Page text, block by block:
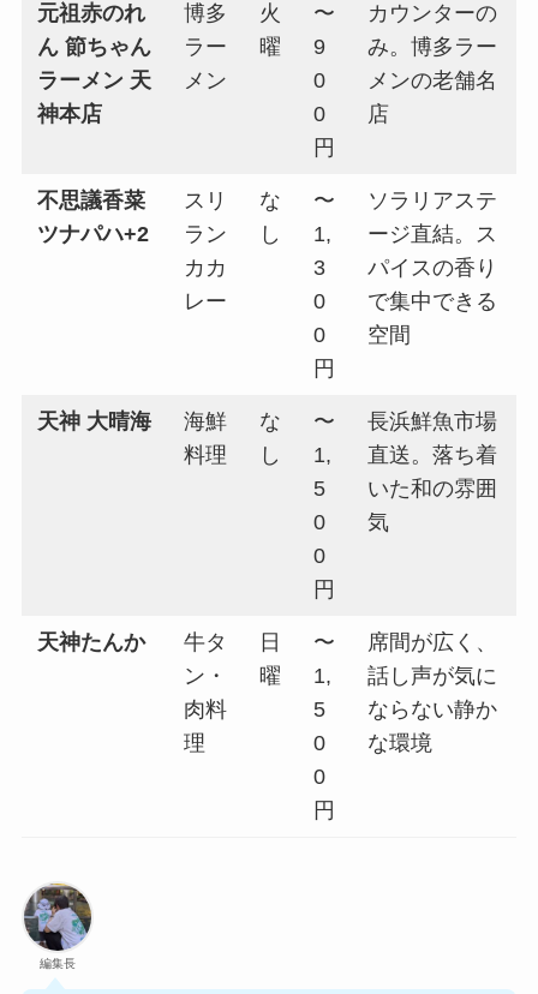
元祖赤のれ
ん 節ちゃん
ラーメン 天
神本店
博多
ラー
メン
火
曜
〜
9
0
0
円
カウンターの
み。博多ラー
メンの老舗名
店
不思議香菜
ツナパハ+2
スリ
ラン
カカ
レー
な
し
〜
1,
3
0
0
円
ソラリアステ
ージ直結。ス
パイスの香り
で集中できる
空間
天神 大晴海
海鮮
料理
な
し
〜
1,
5
0
0
円
長浜鮮魚市場
直送。落ち着
いた和の雰囲
気
天神たんか
牛タ
ン・
肉料
理
日
曜
〜
1,
5
0
0
円
席間が広く、
話し声が気に
ならない静か
な環境
編集長